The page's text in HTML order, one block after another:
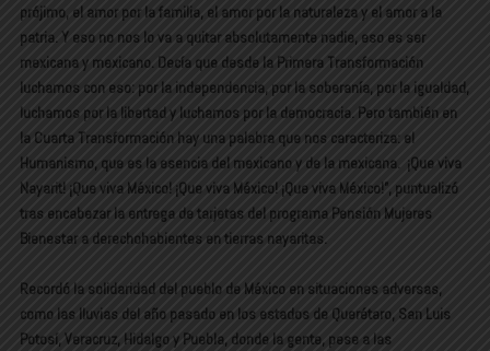
prójimo, el amor por la familia, el amor por la naturaleza y el amor a la
patria. Y eso no nos lo va a quitar absolutamente nadie, eso es ser
mexicana y mexicano. Decía que desde la Primera Transformación
luchamos con eso: por la independencia, por la soberanía, por la igualdad,
luchamos por la libertad y luchamos por la democracia. Pero también en
la Cuarta Transformación hay una palabra que nos caracteriza: el
Humanismo, que es la esencia del mexicano y de la mexicana. ¡Que viva
Nayarit! ¡Que viva México! ¡Que viva México! ¡Que viva México!”, puntualizó
tras encabezar la entrega de tarjetas del programa Pensión Mujeres
Bienestar a derechohabientes en tierras nayaritas.
Recordó la solidaridad del pueblo de México en situaciones adversas,
como las lluvias del año pasado en los estados de Querétaro, San Luis
Potosí, Veracruz, Hidalgo y Puebla, donde la gente, pese a las